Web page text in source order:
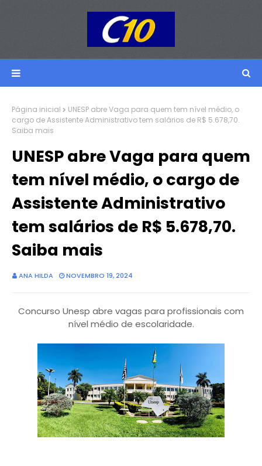
Página inicial
UNESP abre Vaga para quem tem nível médio, o
cargo de Assistente Administrativo tem salários de R$ 5.678,70.
Saiba mais
UNESP abre Vaga para quem
tem nível médio, o cargo de
Assistente Administrativo
tem salários de R$ 5.678,70.
Saiba mais
ANA HILDA NOVEMBRO 19, 2024
Concurso Unesp abre vagas para profissionais com
nível médio de escolaridade.